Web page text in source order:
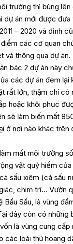
trường thì bùng
dự án mới được đưa
– 2020 và đỉnh
các cơ quan
và thông qua dự án.
bác 2 dự án này
các dự án đem lại
rất lớn, thậm chí có
hoặc khôi phục
sẽ làm biến mất
ở nơi nào khác trên
mất môi trường
vật quý hiếm
sấu xiêm (cá sấu
chim trĩ… Vườn
Sấu, là vùng
đây còn có những
là vùng cung cấp
các loài thú hoang